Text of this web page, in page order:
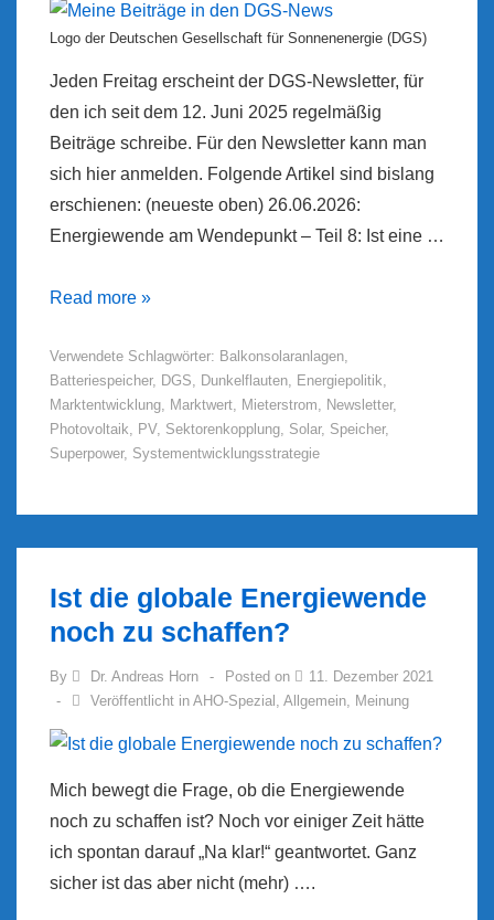
Logo der Deutschen Gesellschaft für Sonnenenergie (DGS)
Jeden Freitag erscheint der DGS-Newsletter, für
den ich seit dem 12. Juni 2025 regelmäßig
Beiträge schreibe. Für den Newsletter kann man
sich hier anmelden. Folgende Artikel sind bislang
erschienen: (neueste oben) 26.06.2026:
Energiewende am Wendepunkt – Teil 8: Ist eine …
Meine
in
den
DGS-
News
Read more »
Verwendete Schlagwörter: Balkonsolaranlagen,
Batteriespeicher, DGS, Dunkelflauten, Energiepolitik,
Marktentwicklung, Marktwert, Mieterstrom, Newsletter,
Photovoltaik, PV, Sektorenkopplung, Solar, Speicher,
Superpower, Systementwicklungsstrategie
Ist die globale Energiewende
noch zu schaffen?
By Dr. Andreas Horn Posted on
11. Dezember 2021
Veröffentlicht in AHO-Spezial , Allgemein, Meinung
Mich bewegt die Frage, ob die Energiewende
noch zu schaffen ist? Noch vor einiger Zeit hätte
ich spontan darauf „Na klar!“ geantwortet. Ganz
sicher ist das aber nicht (mehr) ….